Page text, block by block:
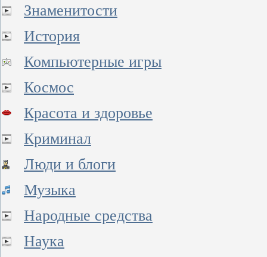
Знаменитости
История
Компьютерные игры
Космос
Красота и здоровье
Криминал
Люди и блоги
Музыка
Народные средства
Наука